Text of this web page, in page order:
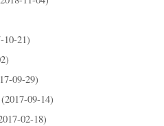
10-21)
09-29)
09-14)
02-18)